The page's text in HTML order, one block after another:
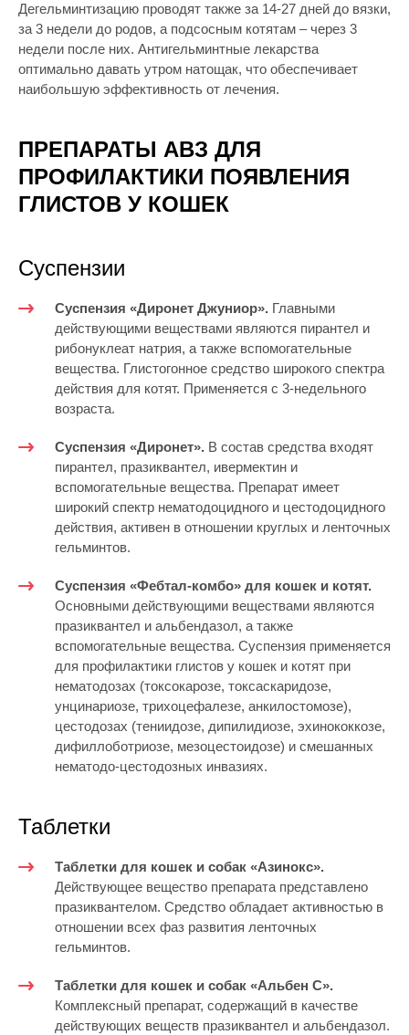
Дегельминтизацию проводят также за 14-27 дней до вязки,
за 3 недели до родов, а подсосным котятам – через 3
недели после них. Антигельминтные лекарства
оптимально давать утром натощак, что обеспечивает
наибольшую эффективность от лечения.
ПРЕПАРАТЫ АВЗ ДЛЯ
ПРОФИЛАКТИКИ ПОЯВЛЕНИЯ
ГЛИСТОВ У КОШЕК
Суспензии
Суспензия «Диронет Джуниор». Главными
действующими веществами являются пирантел и
рибонуклеат натрия, а также вспомогательные
вещества. Глистогонное средство широкого спектра
действия для котят. Применяется с 3-недельного
возраста.
Суспензия «Диронет». В состав средства входят
пирантел, празиквантел, ивермектин и
вспомогательные вещества. Препарат имеет
широкий спектр нематодоцидного и цестодоцидного
действия, активен в отношении круглых и ленточных
гельминтов.
Суспензия «Фебтал-комбо» для кошек и котят.
Основными действующими веществами являются
празиквантел и альбендазол, а также
вспомогательные вещества. Суспензия применяется
для профилактики глистов у кошек и котят при
нематодозах (токсокарозе, токсаскаридозе,
унцинариозе, трихоцефалезе, анкилостомозе),
цестодозах (тениидозе, дипилидиозе, эхинококкозе,
дифиллоботриозе, мезоцестоидозе) и смешанных
нематодо-цестодозных инвазиях.
Таблетки
Таблетки для кошек и собак «Азинокс».
Действующее вещество препарата представлено
празиквантелом. Средство обладает активностью в
отношении всех фаз развития ленточных
гельминтов.
Таблетки для кошек и собак «Альбен С».
Комплексный препарат, содержащий в качестве
действующих веществ празиквантел и альбендазол.